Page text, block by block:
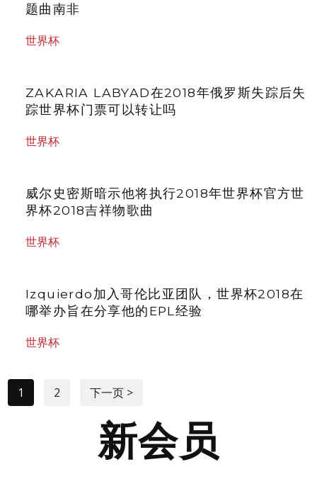
题曲南非
世界杯
ZAKARIA LABYAD在2018年俄罗斯失踪后失
踪世界杯门票可以转让吗
世界杯
威尔史密斯暗示他将执行2018年世界杯官方世
界杯2018吉祥物歌曲
世界杯
Izquierdo加入哥伦比亚团队，世界杯2018在
哪举办旨在分享他的EPL经验
世界杯
1 2 下一页 >
新会员